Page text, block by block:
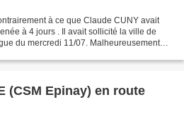
à ce que Claude CUNY avait
à 4 jours . Il avait sollicité la ville de
du mercredi 11/07. Malheureusement
(CSM Epinay) en route